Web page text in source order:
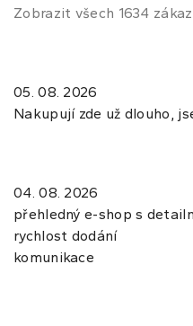
Zobrazit všech 1634
05. 08. 2026
Nakupují zde už dlouho,
04. 08. 2026
přehledný e-shop s
rychlost dodání
komunikace